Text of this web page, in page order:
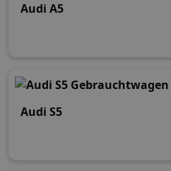
Audi A5
Audi S5